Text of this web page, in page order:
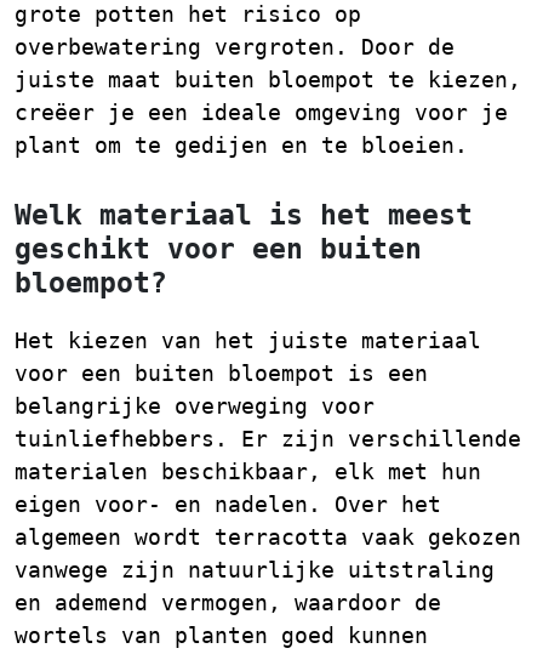
grote potten het risico op
overbewatering vergroten. Door de
juiste maat buiten bloempot te kiezen,
creëer je een ideale omgeving voor je
plant om te gedijen en te bloeien.
Welk materiaal is het meest
geschikt voor een buiten
bloempot?
Het kiezen van het juiste materiaal
voor een buiten bloempot is een
belangrijke overweging voor
tuinliefhebbers. Er zijn verschillende
materialen beschikbaar, elk met hun
eigen voor- en nadelen. Over het
algemeen wordt terracotta vaak gekozen
vanwege zijn natuurlijke uitstraling
en ademend vermogen, waardoor de
wortels van planten goed kunnen